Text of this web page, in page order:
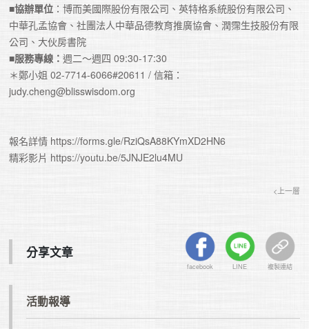
活動報導
分享文章
facebook LINE 複製連結
■協辦單位 ：博而美國際股份有限公司、英特格系統股份有限公司、
中華孔孟協會、社團法人中華品德教育推廣協會、潤霈生技股份有限
公司、大伙房書院
■服務專線：週二～週四 09:30-17:30
＊鄭小姐 02-7714-6066#20611 / 信箱：
judy.cheng@blisswisdom.org
報名詳情 https://forms.gle/RziQsA88KYmXD2HN6
精彩影片 https://youtu.be/5JNJE2lu4MU
<上一層